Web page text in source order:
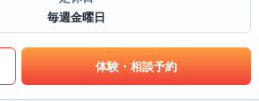
毎週金曜日
体験・相談予約